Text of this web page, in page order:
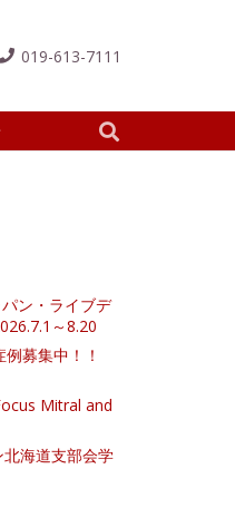
019-613-7111
ン・ライブデ
～8.20
募集中！！
Mitral and
海道支部会学